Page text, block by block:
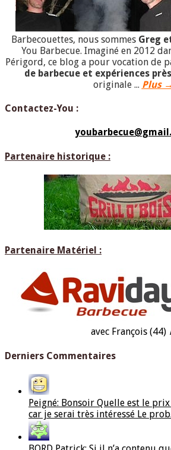
Barbecouettes, nous sommes Greg
You Barbecue. Imaginé en 2012
Périgord, ce blog a pour vocation de
de barbecue et expériences
originale ... Plus →
Contactez-You :
Partenaire historique :
Partenaire Matériel :
avec François (44)
Derniers Commentaires
Peigné: Bonsoir Quelle est le
car je serai très intéressé Le